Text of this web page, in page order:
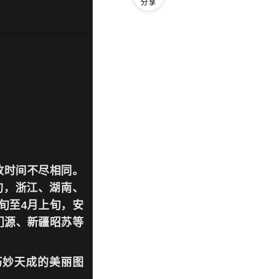
间不尽相同。
浙江、湖南、
至4月上旬，安
源、新疆昭苏等
天成的美丽图
分享